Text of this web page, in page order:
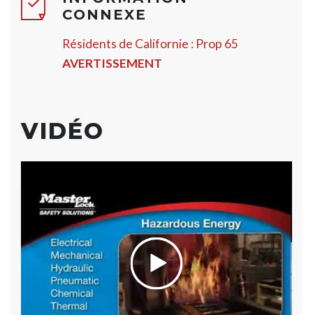
CONNEXE
Résidents de Californie : Prop 65
AVERTISSEMENT
VIDÉO